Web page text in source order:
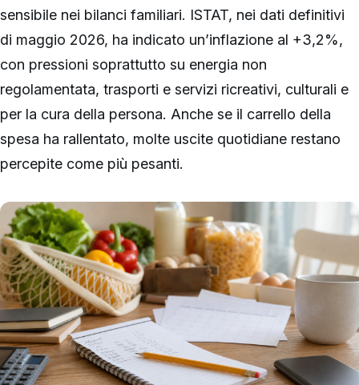
sensibile nei bilanci familiari. ISTAT, nei dati definitivi
di maggio 2026, ha indicato un’inflazione al +3,2%,
con pressioni soprattutto su energia non
regolamentata, trasporti e servizi ricreativi, culturali e
per la cura della persona. Anche se il carrello della
spesa ha rallentato, molte uscite quotidiane restano
percepite come più pesanti.